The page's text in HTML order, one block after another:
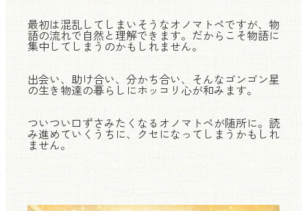
最初は混乱してしまいそうなオノマトペですが、物
語の流れで自然と理解できます。だからこそ物語に
集中してしまうのかもしれません。
出会い、助け合い、分かち合い、そんなゴンゴン星
の生き物達の暮らしにホッコリ心が和みます。
ついつい口ずさみたくなるオノマトペが随所に。読
み進めていくうちに、クセになってしまうかもしれ
ません。